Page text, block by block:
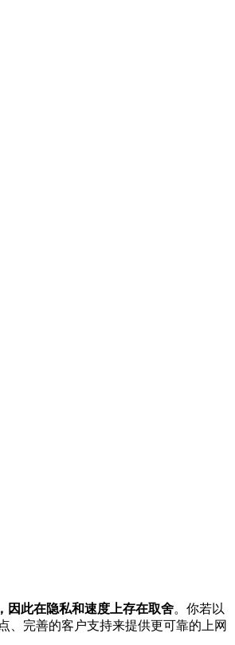
因此在隐私和速度上存在取舍。你若以
、完善的客户支持来提供更可靠的上网